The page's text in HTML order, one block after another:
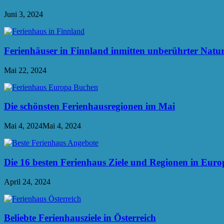
Juni 3, 2024
Ferienhäuser in Finnland inmitten unberührter
Mai 22, 2024
Die schönsten Ferienhausregionen im Mai
Mai 4, 2024Mai 4, 2024
Die 16 besten Ferienhaus Ziele und Regionen in
April 24, 2024
Beliebte Ferienhausziele in Österreich